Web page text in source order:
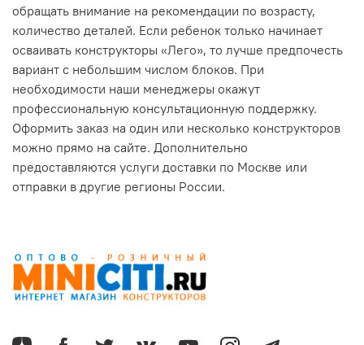
обращать внимание на рекомендации по возрасту,
количество деталей. Если ребенок только начинает
осваивать конструкторы «Лего», то лучше предпочесть
вариант с небольшим числом блоков. При
необходимости наши менеджеры окажут
профессиональную консультационную поддержку.
Оформить заказ на один или несколько конструкторов
можно прямо на сайте. Дополнительно
предоставляются услуги доставки по Москве или
отправки в другие регионы России.